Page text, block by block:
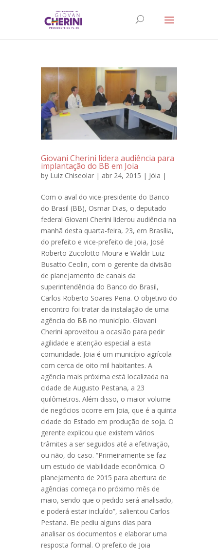
Giovani Cherini lidera audiência para
implantação do BB em Joia
by Luiz Chiseolar | abr 24, 2015 | Jóia |
Com o aval do vice-presidente do Banco
do Brasil (BB), Osmar Dias, o deputado
federal Giovani Cherini liderou audiência na
manhã desta quarta-feira, 23, em Brasília,
do prefeito e vice-prefeito de Joia, José
Roberto Zucolotto Moura e Waldir Luiz
Busatto Ceolin, com o gerente da divisão
de planejamento de canais da
superintendência do Banco do Brasil,
Carlos Roberto Soares Pena. O objetivo do
encontro foi tratar da instalação de uma
agência do BB no município. Giovani
Cherini aproveitou a ocasião para pedir
agilidade e atenção especial a esta
comunidade. Joia é um município agrícola
com cerca de oito mil habitantes. A
agência mais próxima está localizada na
cidade de Augusto Pestana, a 23
quilômetros. Além disso, o maior volume
de negócios ocorre em Joia, que é a quinta
cidade do Estado em produção de soja. O
gerente explicou que existem vários
trâmites a ser seguidos até a efetivação,
ou não, do caso. “Primeiramente se faz
um estudo de viabilidade econômica. O
planejamento de 2015 para abertura de
agências começa no próximo mês de
maio, sendo que o pedido será analisado,
e poderá estar incluído”, salientou Carlos
Pestana. Ele pediu alguns dias para
analisar os documentos e elaborar uma
resposta formal. O prefeito de Joia